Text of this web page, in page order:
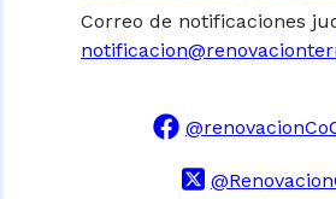
Correo de notificaciones